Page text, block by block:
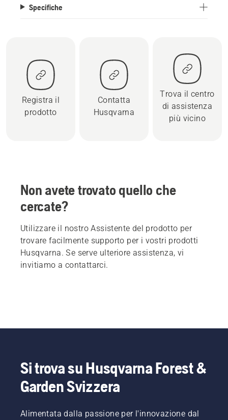
Specifiche
Registra il
prodotto
Contatta
Husqvarna
Trova il centro
di assistenza
più vicino
Non avete trovato quello che
cercate?
Utilizzare il nostro Assistente del prodotto per
trovare facilmente supporto per i vostri prodotti
Husqvarna. Se serve ulteriore assistenza, vi
invitiamo a contattarci.
Si trova su Husqvarna Forest &
Garden Svizzera
Alimentata dalla passione per l'innovazione dal